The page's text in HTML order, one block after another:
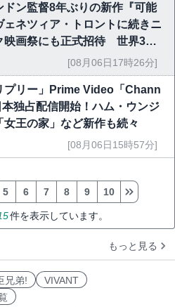
ドン監督8年ぶりの新作『可能
ェネツィア・トロントに続きニ
映画祭にも正式招待 世界3大
挙｜Netflix映画[08月06日17時26分]
プリー」Prime Video「Chann
独占配信開始！ハム・ウンジ
女王の家」など新作も続々
[08月06日15時57分]
件を表示しています。
5 6 7 8 9 10
もっと見る
兄弟!
VIVANT